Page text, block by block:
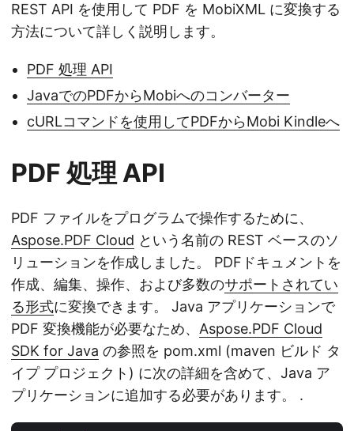
REST API を使用して PDF を MobiXML に変換する
方法について詳しく説明します。
PDF 処理 API
JavaでのPDFからMobiへのコンバーター
cURLコマンドを使用してPDFからMobi Kindleへ
PDF 処理 API
PDF ファイルをプログラムで操作するために、
Aspose.PDF Cloud という名前の REST ベースのソ
リューションを作成しました。 PDFドキュメントを
作成、編集、操作、および多数のサポートされてい
る形式に変換できます。 Java アプリケーションで
PDF 変換機能が必要なため、 Aspose.PDF Cloud
SDK for Java の参照を pom.xml (maven ビルド タ
イプ プロジェクト) に次の詳細を含めて、Java ア
プリケーションに追加する必要があります。 .